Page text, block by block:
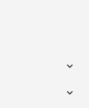

